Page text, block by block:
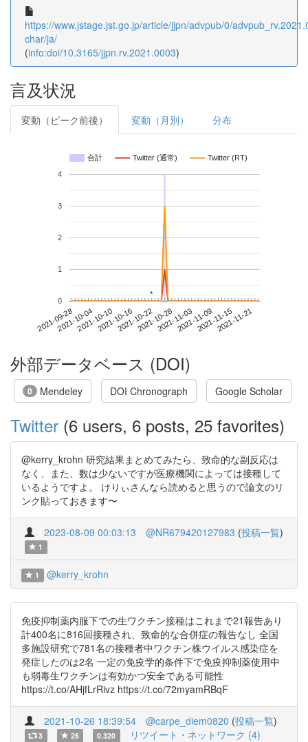
https://www.jstage.jst.go.jp/article/jjpn/advpub/0/
char/ja/
(info:doi/10.3165/jjpn.rv.2021.0003)
言及状況
変動（ピーク前後） 変動（月別） 分布
合計 Twitter (通常) Twitter (RT)
2021-09-282021-10-042021-10-102021-10-162021-10-222021-10-282021-11-032021-11-092021-11-152021-11-21
0
1
2
3
4
**
外部データベース (DOI)
0 Mendeley DOI Chronograph Google Scholar
Twitter (6 users, 6 posts, 25 favorites)
@kerry_krohn 研究結果まとめてみたら、致命的な副反応は
なく、また、数は少ないですが医療機関によっては接種して
いるようですよ。 けりぃさんなら読めると思うので論文のリ
ンク貼っておきます〜
2023-08-09 00:03:13 @NR679420127983 (投稿一覧)
1
1 @kerry_krohn
免疫抑制薬内服下での生ワクチン接種はこれまで21報告あり
計400名に816回接種され、致命的な合併症の報告なし 全国
多施設研究で781名の接種者中ワクチン株ウイルス感染症を
発症したのは2名 一定の免疫学的条件下で免疫抑制薬使用中
も弱毒生ワクチンは有効かつ安全である可能性
https://t.co/AHjfLrRivz https://t.co/72myamRBqF
2021-10-26 18:39:54 @carpe_diem0820 (投稿一覧)
3 26 0.320 リツイート・ネットワーク (4)